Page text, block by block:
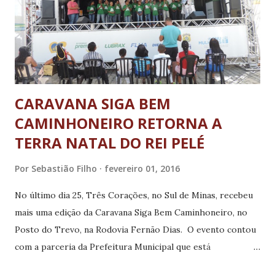
No pátio da rodoviária também serão montados palco e
banheiros químicos, seguindo as instruções técnicas do
Corpo de Bombeiros, para garantir mais segurança à p...
CARAVANA SIGA BEM
CAMINHONEIRO RETORNA A
TERRA NATAL DO REI PELÉ
Por Sebastião Filho fevereiro 01, 2016
No último dia 25, Três Corações, no Sul de Minas, recebeu
mais uma edição da Caravana Siga Bem Caminhoneiro, no
Posto do Trevo, na Rodovia Fernão Dias. O evento contou
com a parceria da Prefeitura Municipal que está